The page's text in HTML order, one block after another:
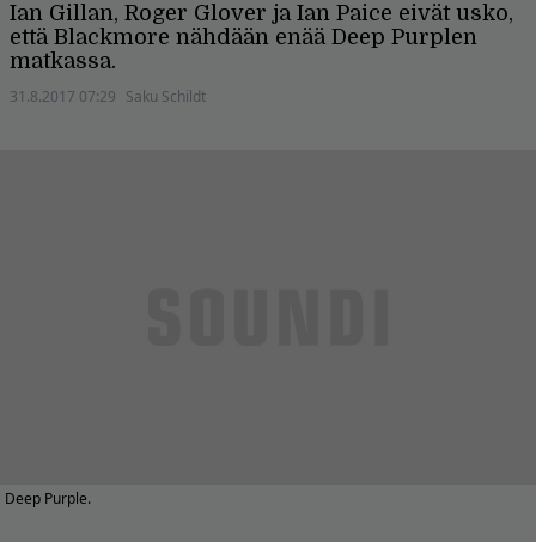
Ian Gillan, Roger Glover ja Ian Paice eivät usko,
että Blackmore nähdään enää Deep Purplen
matkassa.
31.8.2017 07:29 Saku Schildt
Deep Purple.